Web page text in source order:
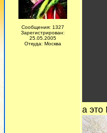
Сообщения: 1327
Зарегистрирован:
25.05.2005
Откуда: Москва
а это